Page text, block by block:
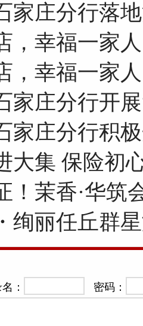
家庄分行落
，幸福一家
，幸福一家
家庄分行开
家庄分行积
大集 保险
！茉香·华筑
绚丽任丘群